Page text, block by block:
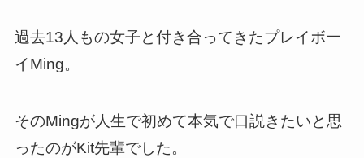
過去13人もの女子と付き合ってきたプレイボー
イMing。
そのMingが人生で初めて本気で口説きたいと思
ったのがKit先輩でした。